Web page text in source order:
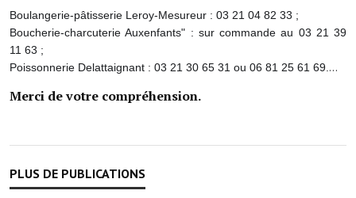
VILLE ACTIVE
Village culturel
La société musicale de l'Avenir Fressinois
L'association du château
Boulangerie-pâtisserie Leroy-Mesureur : 03 21 04 82 33 ;
Boucherie-charcuterie Auxenfants" : sur commande au 03 21 39
11 63 ;
Poissonnerie Delattaignant : 03 21 30 65 31 ou 06 81 25 61 69. …
Merci de votre compréhension.